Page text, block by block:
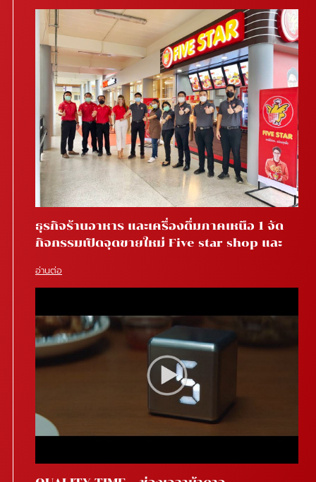
ธุรกิจร้านอาหาร และเครื่องดื่มภาคเหนือ 1 จัด
กิจกรรมเปิดจุดขายใหม่ Five star shop และ
อ่านต่อ